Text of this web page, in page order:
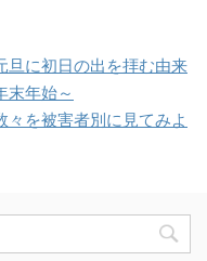
旦に初日の出を拝む由来
末年始～
を被害者別に見てみよ